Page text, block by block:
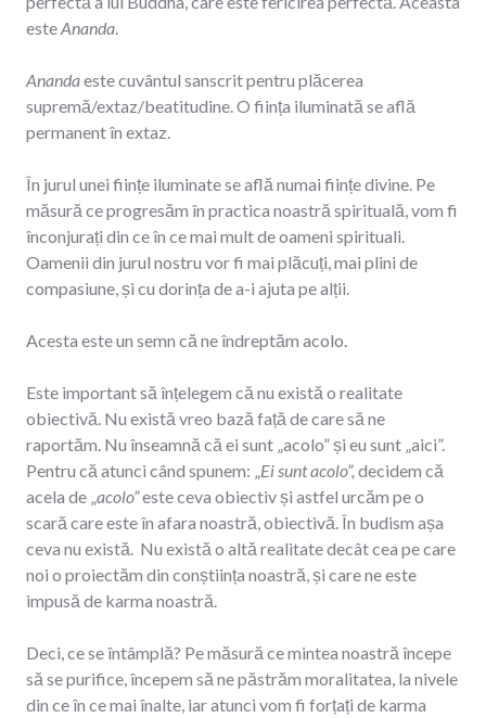
esteAnanda
Anandaeste cuvântul sanscrit pentru plăcerea
supremă/extaz/beatitudine. O ființa iluminată se află
permanent în extaz.
În jurul unei ființe iluminate se află numai ființe divine. Pe
măsură ce progresăm în practica noastră spirituală, vom fi
înconjurați din ce în ce mai mult de oameni spirituali.
Oamenii din jurul nostru vor fi mai plăcuți, mai plini de
compasiune, și cu dorința de a-i ajuta pe alții.
Acesta este un semn că ne îndreptăm acolo.
Este important să înțelegem că nu există o realitate
obiectivă. Nu există vreo bază față de care să ne
raportăm. Nu înseamnă că ei sunt „acolo” și eu sunt „aici”.
Pentru că atunci când spunem: „ Ei sunt acolo”, decidem că
acela de „ acolo”este ceva obiectiv și astfel urcăm pe o
scară care este în afara noastră, obiectivă. În budism așa
ceva nu există. Nu există o altă realitate decât cea pe care
noi o proiectăm din conștiința noastră, și care ne este
impusă de karma noastră.
Deci, ce se întâmplă? Pe măsură ce mintea noastră începe
să se purifice, începem să ne păstrăm moralitatea, la nivele
din ce în ce mai înalte, iar atunci vom fi forțați de karma